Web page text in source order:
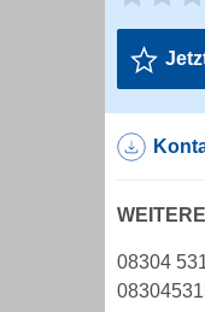
08304